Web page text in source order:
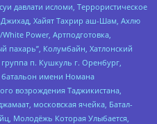
давлати исломи, Террористическое
Джихад, Хайят Тахрир аш-Шам, Ахлю
Power, Артподготовка,
пахарь”, Колумбайн, Хатлонский
п. Кушкуль г. Оренбург,
батальон имени Номана
возрождения Таджикистана,
московская ячейка, Батал-
Молодёжь Которая Улыбается,